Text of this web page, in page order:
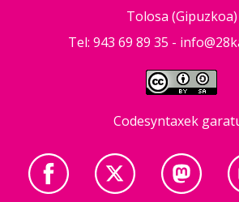
Tolosa (Gipuzkoa)
Tel: 943 69 89 35 -
Codesyntaxek